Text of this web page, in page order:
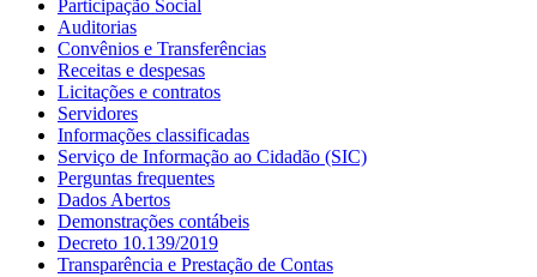
Participação Social
Auditorias
Convênios e Transferências
Receitas e despesas
Licitações e contratos
Servidores
Informações classificadas
Serviço de Informação ao Cidadão (SIC)
Perguntas frequentes
Dados Abertos
Demonstrações contábeis
Decreto 10.139/2019
Transparência e Prestação de Contas